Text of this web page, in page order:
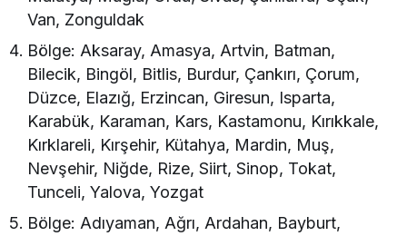
Van, Zonguldak
Bölge: Aksaray, Amasya, Artvin, Batman,
Bilecik, Bingöl, Bitlis, Burdur, Çankırı, Çorum,
Düzce, Elazığ, Erzincan, Giresun, Isparta,
Karabük, Karaman, Kars, Kastamonu, Kırıkkale,
Kırklareli, Kırşehir, Kütahya, Mardin, Muş,
Nevşehir, Niğde, Rize, Siirt, Sinop, Tokat,
Tunceli, Yalova, Yozgat
Bölge: Adıyaman, Ağrı, Ardahan, Bayburt,